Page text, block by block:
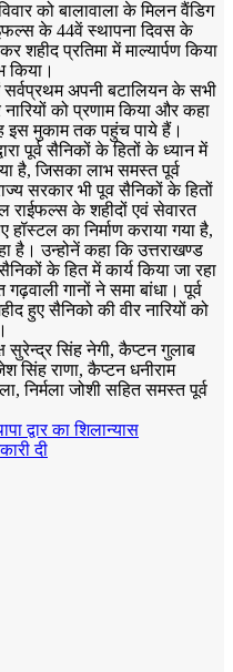
को बालावाला के मिलन वैंडिग
के 44वें स्थापना दिवस के
शहीद प्रतिमा में माल्यार्पण किया
किया।
अपनी बटालियन के सभी
को प्रणाम किया और कहा
इस मुकाम तक पहुंच पाये हैं।
पूर्व सैनिकों के हितों के ध्यान में
है, जिसका लाभ समस्त पूर्व
सरकार भी पूव सैनिकों के हितों
राईफल्स के शहीदों एवं सेवारत
का निर्माण कराया गया है,
है। उन्होनें कहा कि उत्तराखण्ड
के हित में कार्य किया जा रहा
गानों ने समा बांधा। पूर्व
हुए सैनिको की वीर नारियों को
सिंह नेगी, कैप्टन गुलाब
राणा, कैप्टन धनीराम
निर्मला जोशी सहित समस्त पूर्व
द्वार का शिलान्यास
दी